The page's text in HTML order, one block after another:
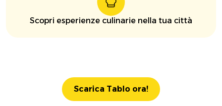
Scopri esperienze culinarie nella tua città
Scarica Tablo ora!